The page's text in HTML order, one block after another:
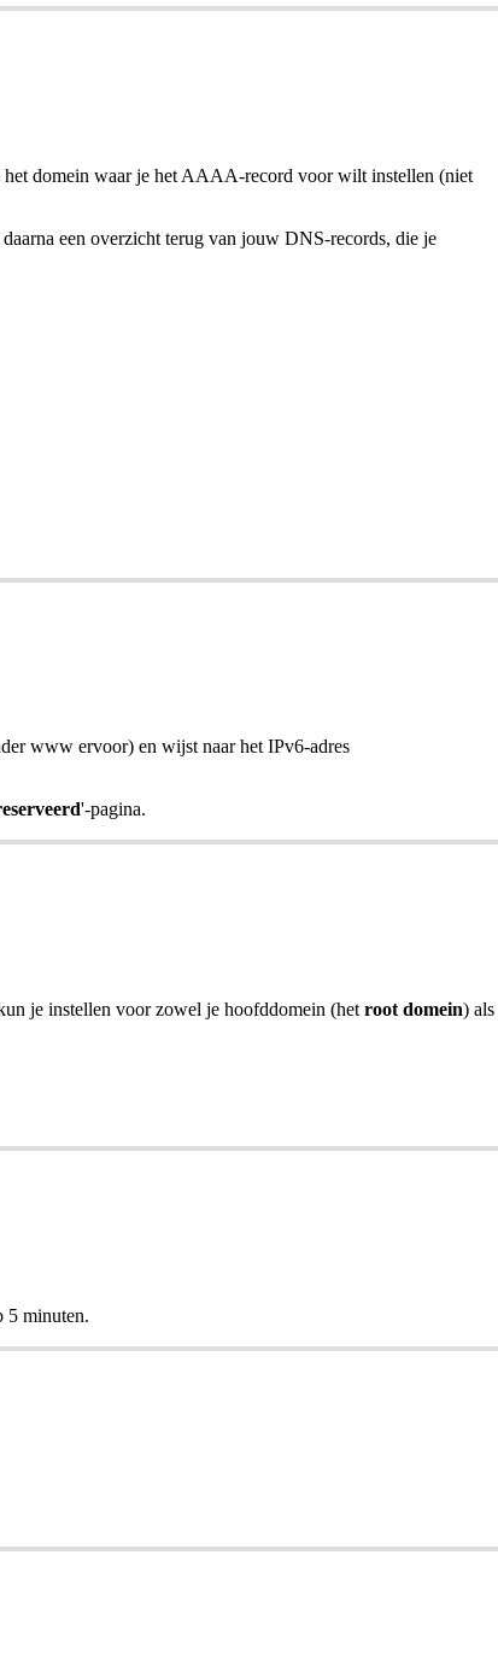
domein waar je het AAAA-record voor wilt instellen (niet
daarna een overzicht terug van jouw DNS-records, die je
www ervoor) en wijst naar het IPv6-adres
'-pagina.
je instellen voor zowel je hoofddomein (het root domein) als
5 minuten.